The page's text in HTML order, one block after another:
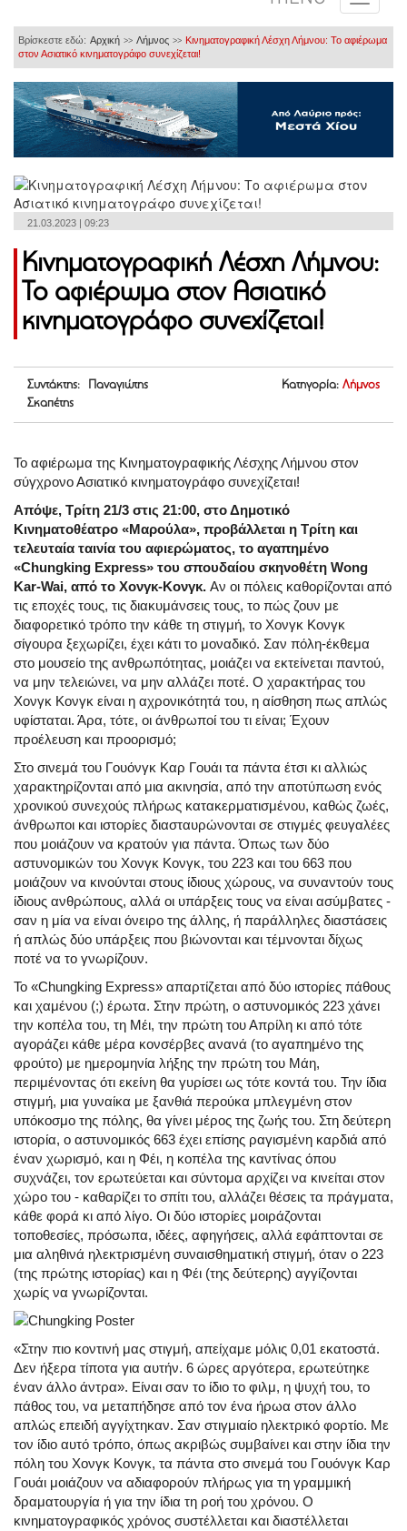
Βρίσκεστε εδώ: Αρχική >> Λήμνος >> Κινηματογραφική Λέσχη Λήμνου: Το αφιέρωμα
στον Ασιατικό κινηματογράφο συνεχίζεται!
21.03.2023 | 09:23
Κινηματογραφική Λέσχη Λήμνου:
Το αφιέρωμα στον Ασιατικό
κινηματογράφο συνεχίζεται!
Συντάκτης: Παναγιώτης
Σκαπέτης
Κατηγορία: Λήμνος
Το αφιέρωμα της Κινηματογραφικής Λέσχης Λήμνου στον
σύγχρονο Ασιατικό κινηματογράφο συνεχίζεται!
Απόψε, Τρίτη 21/3 στις 21:00, στο Δημοτικό
Κινηματοθέατρο «Μαρούλα», προβάλλεται η Τρίτη και
τελευταία ταινία του αφιερώματος, το αγαπημένο
«Chungking Express» του σπουδαίου σκηνοθέτη Wong
Kar-Wai, από το Χονγκ-Κονγκ. Αν οι πόλεις καθορίζονται από
τις εποχές τους, τις διακυμάνσεις τους, το πώς ζουν με
διαφορετικό τρόπο την κάθε τη στιγμή, το Χονγκ Κονγκ
σίγουρα ξεχωρίζει, έχει κάτι το μοναδικό. Σαν πόλη-έκθεμα
στο μουσείο της ανθρωπότητας, μοιάζει να εκτείνεται παντού,
να μην τελειώνει, να μην αλλάζει ποτέ. Ο χαρακτήρας του
Χονγκ Κονγκ είναι η αχρονικότητά του, η αίσθηση πως απλώς
υφίσταται. Άρα, τότε, οι άνθρωποί του τι είναι; Έχουν
προέλευση και προορισμό;
Στο σινεμά του Γουόνγκ Καρ Γουάι τα πάντα έτσι κι αλλιώς
χαρακτηρίζονται από μια ακινησία, από την αποτύπωση ενός
χρονικού συνεχούς πλήρως κατακερματισμένου, καθώς ζωές,
άνθρωποι και ιστορίες διασταυρώνονται σε στιγμές φευγαλέες
που μοιάζουν να κρατούν για πάντα. Όπως των δύο
αστυνομικών του Χονγκ Κονγκ, του 223 και του 663 που
μοιάζουν να κινούνται στους ίδιους χώρους, να συναντούν τους
ίδιους ανθρώπους, αλλά οι υπάρξεις τους να είναι ασύμβατες -
σαν η μία να είναι όνειρο της άλλης, ή παράλληλες διαστάσεις
ή απλώς δύο υπάρξεις που βιώνονται και τέμνονται δίχως
ποτέ να το γνωρίζουν.
Το «Chungking Express» απαρτίζεται από δύο ιστορίες πάθους
και χαμένου (;) έρωτα. Στην πρώτη, ο αστυνομικός 223 χάνει
την κοπέλα του, τη Μέι, την πρώτη του Απρίλη κι από τότε
αγοράζει κάθε μέρα κονσέρβες ανανά (το αγαπημένο της
φρούτο) με ημερομηνία λήξης την πρώτη του Μάη,
περιμένοντας ότι εκείνη θα γυρίσει ως τότε κοντά του. Την ίδια
στιγμή, μια γυναίκα με ξανθιά περούκα μπλεγμένη στον
υπόκοσμο της πόλης, θα γίνει μέρος της ζωής του. Στη δεύτερη
ιστορία, ο αστυνομικός 663 έχει επίσης ραγισμένη καρδιά από
έναν χωρισμό, και η Φέι, η κοπέλα της καντίνας όπου
συχνάζει, τον ερωτεύεται και σύντομα αρχίζει να κινείται στον
χώρο του - καθαρίζει το σπίτι του, αλλάζει θέσεις τα πράγματα,
κάθε φορά κι από λίγο. Οι δύο ιστορίες μοιράζονται
τοποθεσίες, πρόσωπα, ιδέες, αφηγήσεις, αλλά εφάπτονται σε
μια αληθινά ηλεκτρισμένη συναισθηματική στιγμή, όταν ο 223
(της πρώτης ιστορίας) και η Φέι (της δεύτερης) αγγίζονται
χωρίς να γνωρίζονται.
«Στην πιο κοντινή μας στιγμή, απείχαμε μόλις 0,01 εκατοστά.
Δεν ήξερα τίποτα για αυτήν. 6 ώρες αργότερα, ερωτεύτηκε
έναν άλλο άντρα». Είναι σαν το ίδιο το φιλμ, η ψυχή του, το
πάθος του, να μεταπήδησε από τον ένα ήρωα στον άλλο
απλώς επειδή αγγίχτηκαν. Σαν στιγμιαίο ηλεκτρικό φορτίο. Με
τον ίδιο αυτό τρόπο, όπως ακριβώς συμβαίνει και στην ίδια την
πόλη του Χονγκ Κονγκ, τα πάντα στο σινεμά του Γουόνγκ Καρ
Γουάι μοιάζουν να αδιαφορούν πλήρως για τη γραμμική
δραματουργία ή για την ίδια τη ροή του χρόνου. Ο
κινηματογραφικός χρόνος συστέλλεται και διαστέλλεται